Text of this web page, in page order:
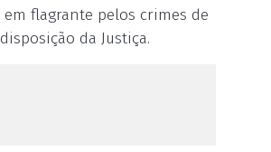
flagrante pelos crimes de
da Justiça.